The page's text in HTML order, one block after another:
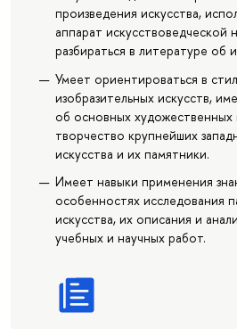
произведения искусства,
аппарат искусствоведческой
разбираться в литературе об
Умеет ориентироваться в
изобразительных искусств,
об основных художественных
творчество крупнейших
искусства и их памятники.
Имеет навыки применения
особенностях исследования
искусства, их описания и
учебных и научных работ.